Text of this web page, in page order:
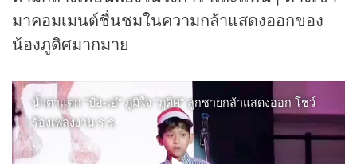
มาคอมเมนต์ชื่นชมในความกล้าแสดงออกของ
น้องภูดิศมากมาย